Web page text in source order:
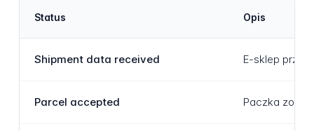
Status Opis
Shipment data received E-sklep
Parcel accepted Paczka